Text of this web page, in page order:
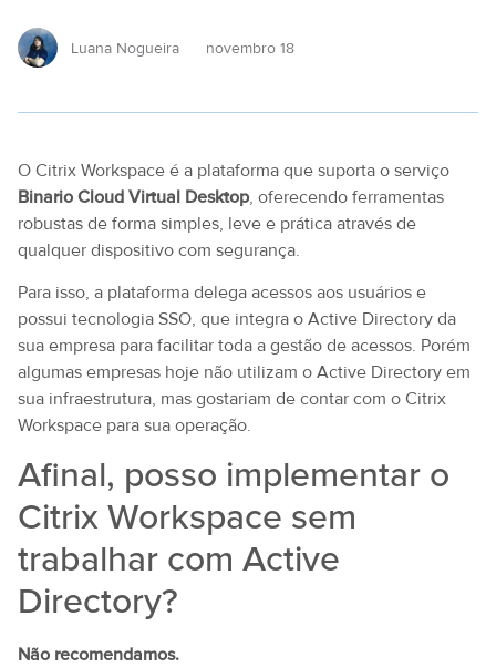
Luana Nogueira novembro 18
O Citrix Workspace é a plataforma que suporta o serviço
Binario Cloud Virtual Desktop, oferecendo ferramentas
robustas de forma simples, leve e prática através de
qualquer dispositivo com segurança.
Para isso, a plataforma delega acessos aos usuários e
possui tecnologia SSO, que integra o Active Directory da
sua empresa para facilitar toda a gestão de acessos. Porém
algumas empresas hoje não utilizam o Active Directory em
sua infraestrutura, mas gostariam de contar com o Citrix
Workspace para sua operação.
Afinal, posso implementar o
Citrix Workspace sem
trabalhar com Active
Directory?
Não recomendamos.